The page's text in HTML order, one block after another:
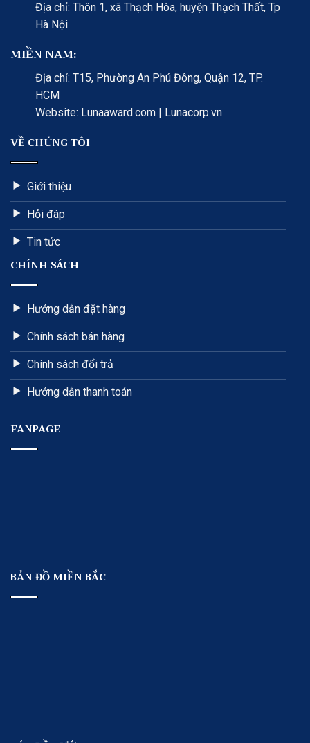
Địa chỉ: Thôn 1, xã Thạch Hòa, huyện Thạch Thất, Tp
Hà Nội
MIỀN NAM:
Địa chỉ: T15, Phường An Phú Đông, Quận 12, TP.
HCM
Website: Lunaaward.com | Lunacorp.vn
VỀ CHÚNG TÔI
Giới thiệu
Hỏi đáp
Tin tức
CHÍNH SÁCH
Hướng dẫn đặt hàng
Chính sách bán hàng
Chính sách đổi trả
Hướng dẫn thanh toán
FANPAGE
BẢN ĐỒ MIỀN BẮC